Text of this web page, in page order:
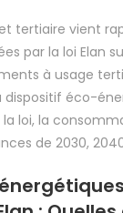
tertiaire vient
par la loi Elan
à usage
éco-
loi, la
de 2030,